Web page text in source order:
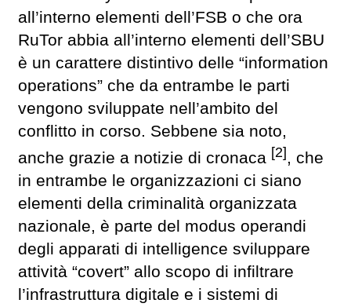
all’interno elementi dell’FSB o che ora
RuTor abbia all’interno elementi dell’SBU
è un carattere distintivo delle “information
operations” che da entrambe le parti
vengono sviluppate nell’ambito del
conflitto in corso. Sebbene sia noto,
anche grazie a notizie di cronaca [2] , che
in entrambe le organizzazioni ci siano
elementi della criminalità organizzata
nazionale, è parte del modus operandi
degli apparati di intelligence sviluppare
attività “covert” allo scopo di infiltrare
l’infrastruttura digitale e i sistemi di